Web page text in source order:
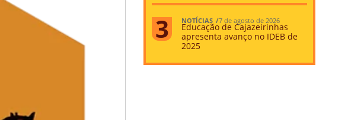
NOTÍCIAS 7 de agosto de 2026
Educação de Cajazeirinhas
apresenta avanço no IDEB de
2025